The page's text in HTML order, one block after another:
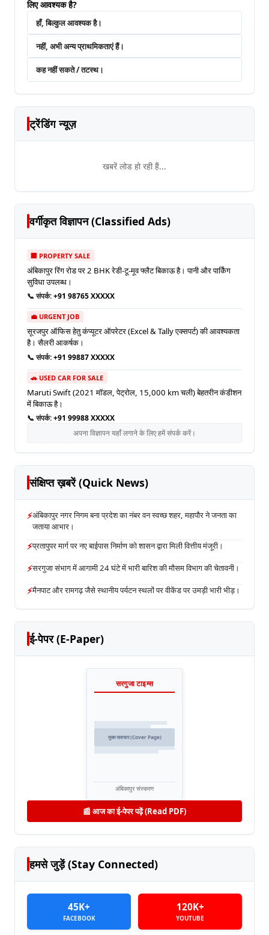
लिए आवश्यक है?
हाँ, बिल्कुल आवश्यक है।
नहीं, अभी अन्य प्राथमिकताएं हैं।
कह नहीं सकते / तटस्थ।
ट्रेंडिंग न्यूज़
खबरें लोड हो रही हैं...
वर्गीकृत विज्ञापन (Classified Ads)
🏢 PROPERTY SALE
अंबिकापुर रिंग रोड पर 2 BHK रेडी-टू-मूव फ्लैट बिकाऊ है। पानी और पार्किंग
सुविधा उपलब्ध।
📞 संपर्क:+91 98765 XXXXX
💼 URGENT JOB
सूरजपुर ऑफिस हेतु कंप्यूटर ऑपरेटर (Excel & Tally एक्सपर्ट) की आवश्यकता
है। सैलरी आकर्षक।
📞 संपर्क:+91 99887 XXXXX
🚗 USED CAR FOR SALE
Maruti Swift (2021 मॉडल, पेट्रोल, 15,000 km चली) बेहतरीन कंडीशन
में बिकाऊ है।
📞 संपर्क:+91 99988 XXXXX
अपना विज्ञापन यहाँ लगाने के लिए हमें संपर्क करें।
संक्षिप्त ख़बरें (Quick News)
⚡अंबिकापुर नगर निगम बना प्रदेश का नंबर वन स्वच्छ शहर, महापौर ने जनता का
जताया आभार।
⚡प्रतापुपर मार्ग पर नए बाईपास निर्माण को शासन द्वारा मिली वित्तीय मंजूरी।
⚡सरगुजा संभाग में आगामी 24 घंटे में भारी बारिश की मौसम विभाग की चेतावनी।
⚡मैनपाट और रामगढ़ जैसे स्थानीय पर्यटन स्थलों पर वीकेंड पर उमड़ी भारी भीड़।
ई-पेपर (E-Paper)
सरगुजा टाइम्स
मुख्य समाचार (Cover Page)
अंबिकापुर संस्करण
📰 आज का ई-पेपर पढ़ें (Read PDF)
हमसे जुड़ें (Stay Connected)
45K+
FACEBOOK
120K+
YOUTUBE